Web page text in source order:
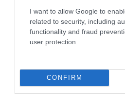
I want to allow Google to
related to security, including
functionality and fraud
user protection.
CONFIRM
szolgáltatás
érdekében tervez új
illetve a jelenlegi
elvégzik. Az új KISS és Flirt
Az eddigi számok is azt